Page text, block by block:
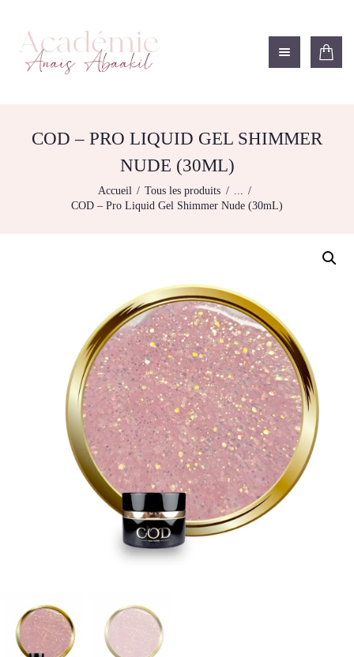
COD – PRO LIQUID GEL SHIMMER
NUDE (30ML)
Accueil Tous les produits
...
COD – Pro Liquid Gel Shimmer Nude (30mL)
ACADÉMIE ANAÏS ABAAKIL
Formation et shop Indigo
NOS FORMATIONS
FORMATIONS
BOUTIQUE